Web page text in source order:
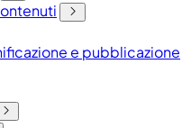
e pubblicazione